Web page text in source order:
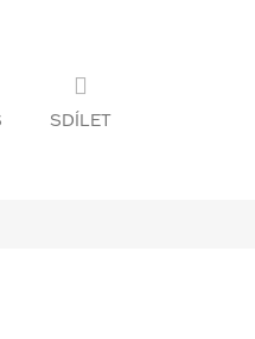
SDÍLET